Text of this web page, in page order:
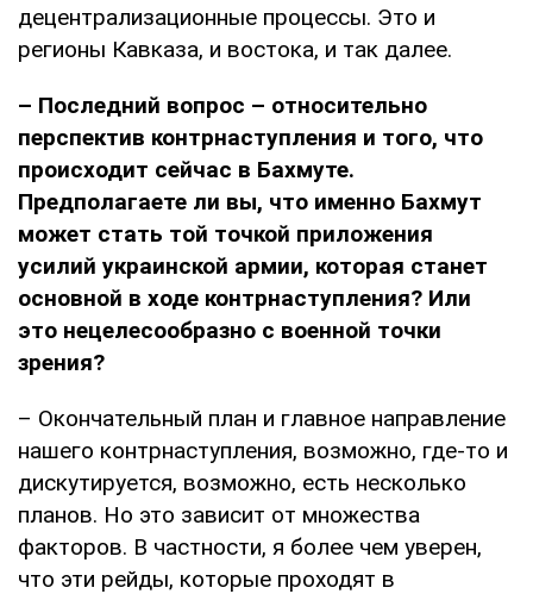
децентрализационные процессы. Это и
регионы Кавказа, и востока, и так далее.
– Последний вопрос – относительно
перспектив контрнаступления и того, что
происходит сейчас в Бахмуте.
Предполагаете ли вы, что именно Бахмут
может стать той точкой приложения
усилий украинской армии, которая станет
основной в ходе контрнаступления? Или
это нецелесообразно с военной точки
зрения?
– Окончательный план и главное направление
нашего контрнаступления, возможно, где-то и
дискутируется, возможно, есть несколько
планов. Но это зависит от множества
факторов. В частности, я более чем уверен,
что эти рейды, которые проходят в